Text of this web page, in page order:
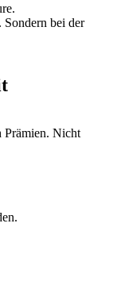
bei der
Prämien. Nicht